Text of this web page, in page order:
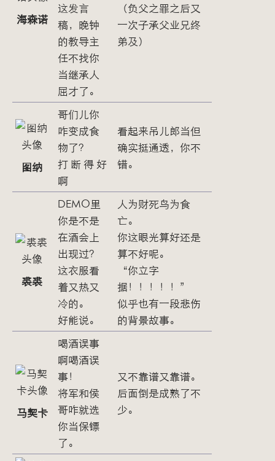
海森诺
这发言
稿，晚钟
的教导主
任不找你
当继承人
屈才了。
（负父之罪之后又
一次子承父业兄终
弟及）
图纳
哥们儿你
咋变成食
物了？
打 断 得 好
啊
看起来吊儿郎当但
确实挺通透，你不
错。
裘裘
DEMO里
你是不是
在酒会上
出现过？
这衣服看
着又热又
冷的。
好能说。
人为财死鸟为食
亡。
你这眼光算好还是
算不好呢。
“你立字
据！！！！！”
似乎也有一段悲伤
的背景故事。
马契卡
喝酒误事
啊喝酒误
事！
将军和侯
哥咋就选
你当保镖
了。
又不靠谱又靠谱。
后面倒是成熟了不
少。